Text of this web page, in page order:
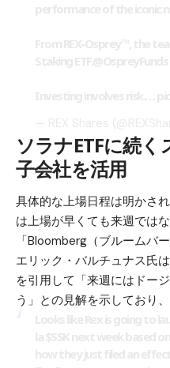
ソラナETFに続
子会社を活用
具体的な上場日程は明かさ
は上場が早くても来週では
「Bloomberg（ブルームバ
エリック・バルチュナス氏
を引用して「来週にはドー
う」との見解を示しており